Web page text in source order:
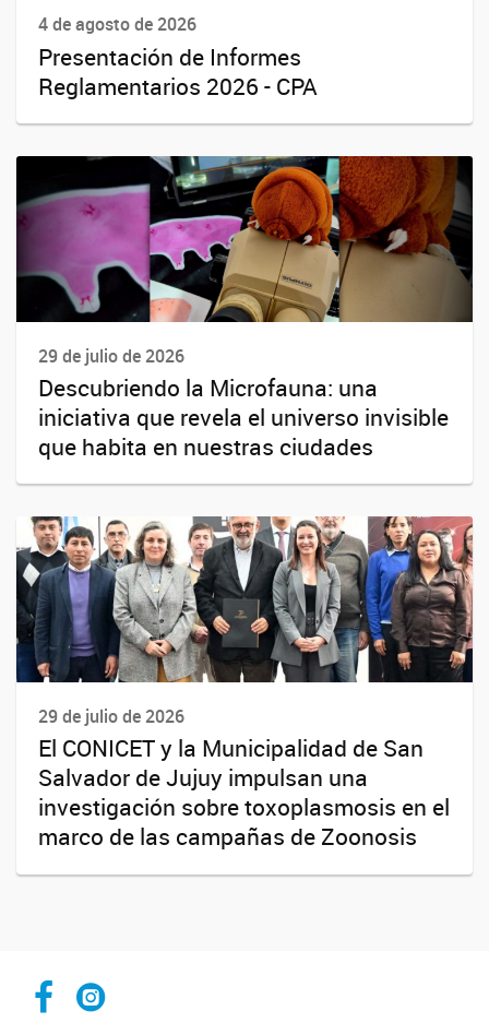
4 de agosto de 2026
Presentación de Informes
Reglamentarios 2026 - CPA
29 de julio de 2026
Descubriendo la Microfauna: una
iniciativa que revela el universo invisible
que habita en nuestras ciudades
29 de julio de 2026
El CONICET y la Municipalidad de San
Salvador de Jujuy impulsan una
investigación sobre toxoplasmosis en el
marco de las campañas de Zoonosis
Facebook CCT Salta - JujuyInstagram CONICET Salta Jujuy